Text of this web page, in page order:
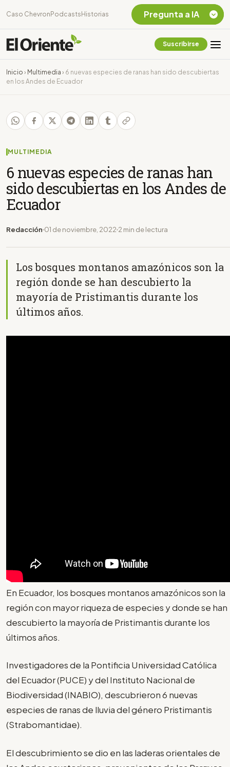
Caso Chevron Podcasts Historias
Suscribirse
Inicio › Multimedia › 6 nuevas especies de ranas han sido descubiertas
en los Andes de Ecuador
MULTIMEDIA
6 nuevas especies de ranas han
sido descubiertas en los Andes de
Ecuador
Redacción 01 de noviembre, 2022 2 min de lectura
Los bosques montanos amazónicos son la
región donde se han descubierto la
mayoría de Pristimantis durante los
últimos años.
En Ecuador, los bosques montanos amazónicos son la
región con mayor riqueza de especies y donde se han
descubierto la mayoría de Pristimantis durante los
últimos años.
Investigadores de la Pontificia Universidad Católica
del Ecuador (PUCE) y del Instituto Nacional de
Biodiversidad (INABIO), descubrieron 6 nuevas
especies de ranas de lluvia del género Pristimantis
(Strabomantidae).
El descubrimiento se dio en las laderas orientales de
Pregunta a IA
Chevron Ecuador